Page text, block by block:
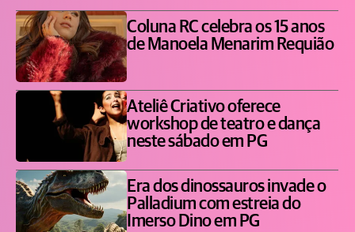
Coluna RC celebra os 15 anos
de Manoela Menarim Requião
Ateliê Criativo oferece
workshop de teatro e dança
neste sábado em PG
Era dos dinossauros invade o
Palladium com estreia do
Imerso Dino em PG